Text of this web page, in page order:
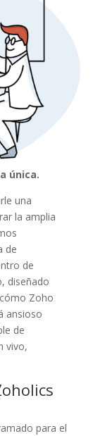
única.
una
la amplia
de
de
diseñado
Zoho
ansioso
de
vivo,
para el